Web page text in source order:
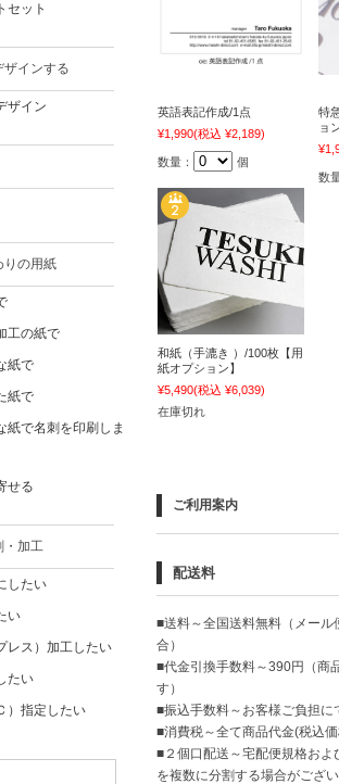
英語表記作成/1点
¥1,990(税込 ¥2,189)
数量： 個
特
ョ
数
和紙（手漉き ）/100枚【用
紙オプション】
¥5,490(税込 ¥6,039)
在庫切れ
ご利用案内
配送料
■送料～全国送料無料（メー
合）
■代金引換手数料～390円（商
す）
■振込手数料～お客様ご負担に
■消費税～全て商品代金(税込
■２個口配送～宅配便規格お
を複数に分割する場合がござい
セット
ザインする
ザイン
りの用紙
工の紙で
紙で
紙で
紙で名刺を印刷しま
せる
・加工
したい
い
レス）加工したい
たい
）指定したい